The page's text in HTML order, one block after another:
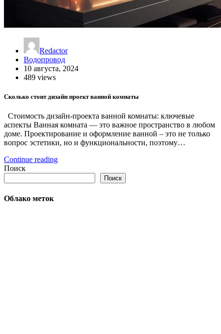
Redactor
Водопровод
10 августа, 2024
489 views
Сколько стоит дизайн проект ванной комнаты
Стоимость дизайн-проекта ванной комнаты: ключевые
аспекты Ванная комната — это важное пространство в любом
доме. Проектирование и оформление ванной – это не только
вопрос эстетики, но и функциональности, поэтому…
Continue reading
Поиск
Поиск
Облако меток